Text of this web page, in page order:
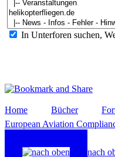
In Unterforen suchen,
Home Bücher
European Aviation
nach